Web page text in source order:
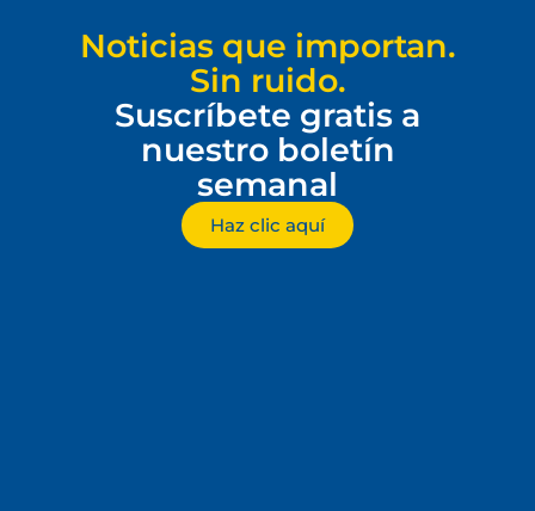
Noticias que importan.
Sin ruido.
Suscríbete gratis a
nuestro boletín
semanal
Haz clic aquí